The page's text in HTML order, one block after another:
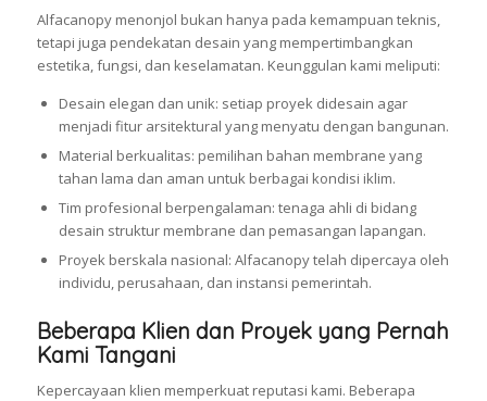
Alfacanopy menonjol bukan hanya pada kemampuan teknis,
tetapi juga pendekatan desain yang mempertimbangkan
estetika, fungsi, dan keselamatan. Keunggulan kami meliputi:
Desain elegan dan unik: setiap proyek didesain agar
menjadi fitur arsitektural yang menyatu dengan bangunan.
Material berkualitas: pemilihan bahan membrane yang
tahan lama dan aman untuk berbagai kondisi iklim.
Tim profesional berpengalaman: tenaga ahli di bidang
desain struktur membrane dan pemasangan lapangan.
Proyek berskala nasional: Alfacanopy telah dipercaya oleh
individu, perusahaan, dan instansi pemerintah.
Beberapa Klien dan Proyek yang Pernah
Kami Tangani
Kepercayaan klien memperkuat reputasi kami. Beberapa